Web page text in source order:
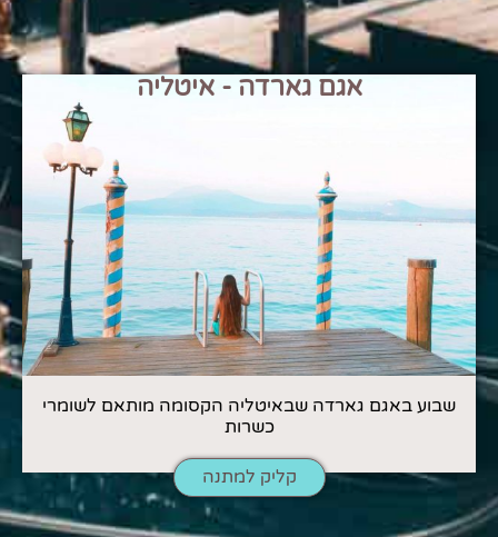
אגם גארדה - איטליה
שבוע באגם גארדה שבאיטליה הקסומה מותאם לשומרי
כשרות
קליק למתנה